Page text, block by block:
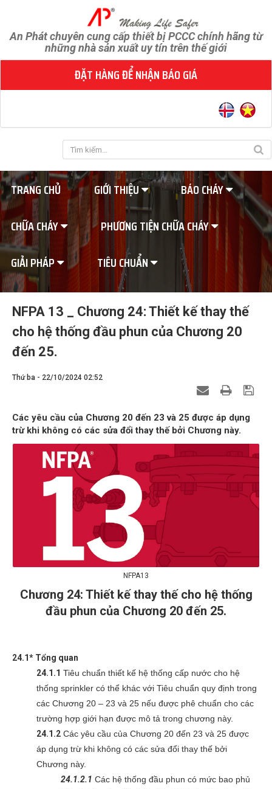
An Phát chuyên cung cấp thiết bị PCCC chính hãng từ
những nhà sản xuất uy tín trên thế giới
ĐẶT HÀNG ĐỂ NHẬN BÁO GIÁ
TRANG CHỦ GIỚI THIỆU
BÁO CHÁY
CHỮA CHÁY
PHƯƠNG TIỆN CHỮA CHÁY
GIẢI PHÁP
TIÊU CHUẨN
NFPA 13 _ Chương 24: Thiết kế thay thế
cho hệ thống đầu phun của Chương 20
đến 25.
Thứ ba - 22/10/2024 02:52
Các yêu cầu của Chương 20 đến 23 và 25 được áp dụng
trừ khi không có các sửa đổi thay thế bởi Chương này.
NFPA13
Chương 24: Thiết kế thay thế cho hệ thống
đầu phun của Chương 20 đến 25.
24.1* Tổng quan
24.1.1 Tiêu chuẩn thiết kế hệ thống cấp nước cho hệ
thống sprinkler có thể khác với Tiêu chuẩn quy định trong
các Chương 20 – 23 và 25 nếu được phê chuẩn cho các
trường hợp giới hạn được mô tả trong chương này.
24.1.2 Các yêu cầu của Chương 20 đến 23 và 25 được
áp dụng trừ khi không có các sửa đổi thay thế bởi
Chương này.
24.1.2.1 Các hệ thống đầu phun có mức bao phủ